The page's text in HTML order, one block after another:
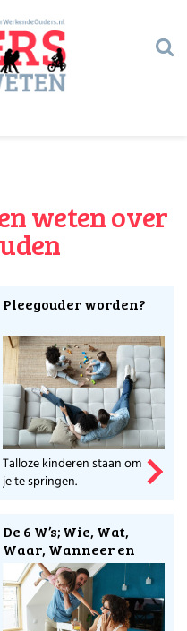
weten over
Pleegouder worden?
Talloze kinderen staan om
je te springen.
De 6 W’s; Wie, Wat,
Waar, Wanneer en
Waarom